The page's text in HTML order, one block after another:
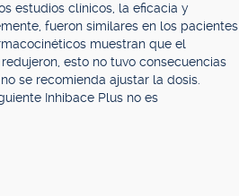
estudios clínicos, la eficacia y
fueron similares en los pacientes
muestran que el
esto no tuvo consecuencias
se recomienda ajustar la dosis.
Inhibace Plus no es